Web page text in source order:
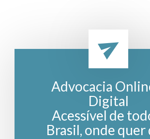
Advocacia
Digital
Acessível de
Brasil, onde quer